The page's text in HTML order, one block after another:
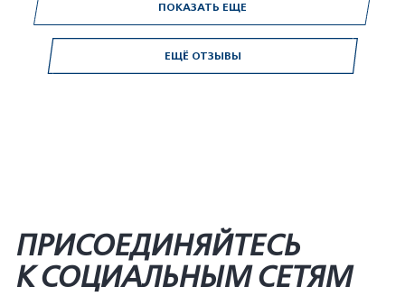
ЕЩЁ ОТЗЫВЫ
ПОКАЗАТЬ ЕЩЕ
ПРИСОЕДИНЯЙТЕСЬ
К СОЦИАЛЬНЫМ СЕТЯМ